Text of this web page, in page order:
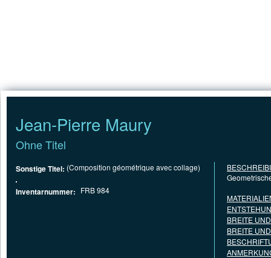
Jean-Pierre Maury
Ohne Titel
Sonstige Titel: (Composition géométrique avec collage)
Inventarnummer: FRB 984
BREITE
BREITE